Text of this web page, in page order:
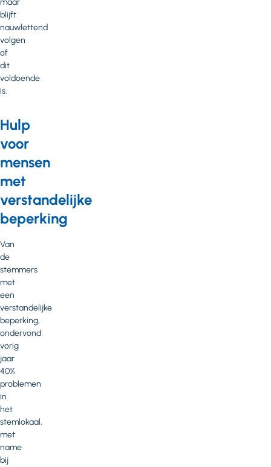
blijft
nauwlettend
volgen
of
dit
voldoende
is.
Hulp
voor
mensen
met
verstandelijke
beperking
Van
de
stemmers
met
een
verstandelijke
beperking,
ondervond
vorig
jaar
40%
problemen
in
het
stemlokaal,
met
name
bij